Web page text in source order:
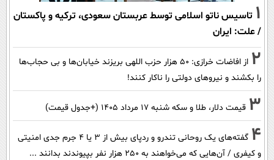
1 تاسیس ناتو اسلامی توسط عربستان سعودی، ترکیه و پاکستان
/ علت: ایران
2
از افاضات خرازی: ۵۰ هزار حزب اللهی بریزند خیابان‌ها و بی حجاب‌ها
را بکشند و نیرو‌های دولتی را ناکار کنند!
3 قیمت دلار، طلا و سکه شنبه ۱۷ مرداد ۱۴۰۵ (+جدول قیمت)
4
گفته‌های یک روحانی تندرو و ردپای بیش از ۳ یا ۴ جرم جدی امنیتی
و کیفری / آن‌هایی که می‌خواهند به ۲۵۰ هزار نفر بپیوندند بدانند ...